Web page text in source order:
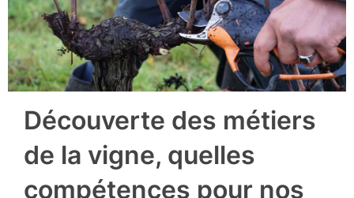
Découverte des métiers
de la vigne, quelles
compétences pour nos